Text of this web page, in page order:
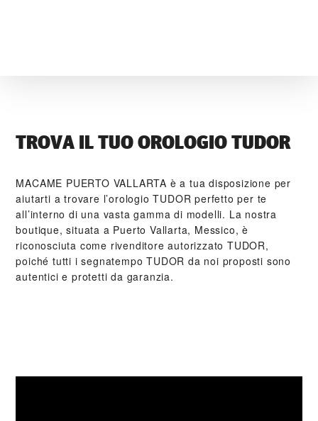
TROVA IL TUO OROLOGIO TUDOR
‭MACAME PUERTO VALLARTA‬ è a tua disposizione per
aiutarti a trovare l’orologio TUDOR perfetto per te
all’interno di una vasta gamma di modelli. La nostra
boutique, situata a Puerto Vallarta, Messico, è
riconosciuta come rivenditore autorizzato TUDOR,
poiché tutti i segnatempo TUDOR da noi proposti sono
autentici e protetti da garanzia.